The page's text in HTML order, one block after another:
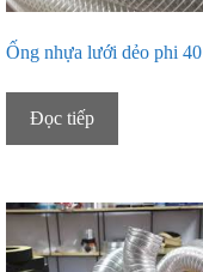
Ống nhựa lưới dẻo phi 40
Đọc tiếp